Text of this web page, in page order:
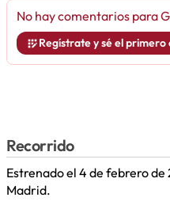
No hay comentarios para
Regístrate y sé el
Recorrido
Estrenado el 4 de febrero
Madrid.